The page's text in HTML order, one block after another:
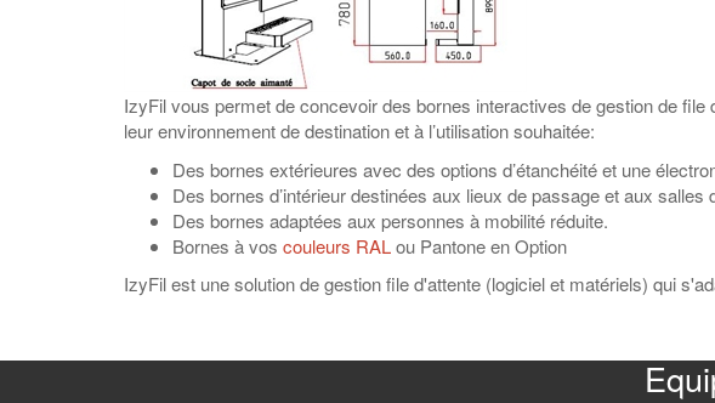
IzyFil vous permet de concevoir des bornes interactives de gestion de
leur environnement de destination et à l’utilisation souhaitée:
Des bornes extérieures avec des options d’étanchéité et une
Des bornes d’intérieur destinées aux lieux de passage et aux salles
Des bornes adaptées aux personnes à mobilité réduite.
Bornes à vos couleurs RALou Pantone en Option
IzyFil est une solution de gestion file d'attente (logiciel et matériels) qui